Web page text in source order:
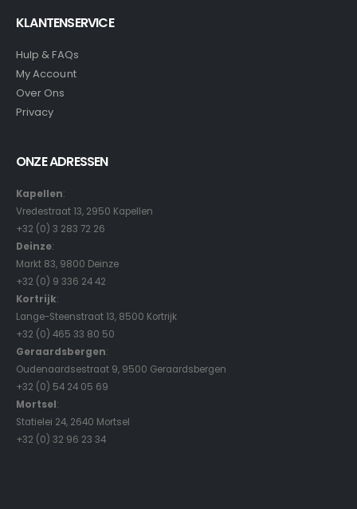
KLANTENSERVICE
Hulp & FAQs
My Account
Over Ons
Privacy
ONZE ADRESSEN
Kapellen:
Vredestraat 13, 2950 Kapellen
+32 (0) 3 283 72 26
Deinze:
Markt 83, 9800 Deinze
+32 (0) 9 336 24 42
Kortrijk:
Lange-Steenstraat 13, 8500 Kortrijk
+32 (0) 465 33 80 50
Geraardsbergen:
Oudenaardsestraat 9, 9500 Geraardsbergen
+32 (0) 54 24 05 69
Mortsel:
Statielei 24, 2640 Mortsel
+32 (0) 32 96 23 34